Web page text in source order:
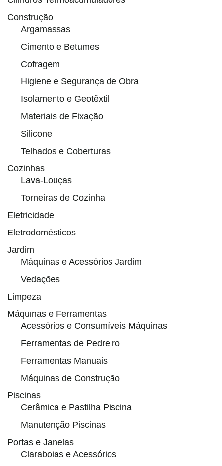
Construção
Argamassas
Cimento e Betumes
Cofragem
Higiene e Segurança de Obra
Isolamento e Geotêxtil
Materiais de Fixação
Silicone
Telhados e Coberturas
Cozinhas
Lava-Louças
Torneiras de Cozinha
Eletricidade
Eletrodomésticos
Jardim
Máquinas e Acessórios Jardim
Vedações
Limpeza
Máquinas e Ferramentas
Acessórios e Consumíveis Máquinas
Ferramentas de Pedreiro
Ferramentas Manuais
Máquinas de Construção
Piscinas
Cerâmica e Pastilha Piscina
Manutenção Piscinas
Portas e Janelas
Claraboias e Acessórios